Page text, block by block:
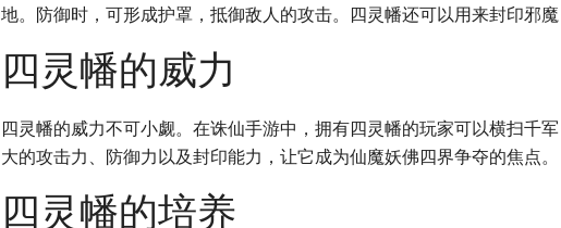
地。防御时，可形成护罩，抵御敌人的攻击。四灵幡还可以用来封印邪魔
四灵幡的威力
四灵幡的威力不可小觑。在诛仙手游中，拥有四灵幡的玩家可以横扫千
大的攻击力、防御力以及封印能力，让它成为仙魔妖佛四界争夺的焦点。
四灵幡的培养